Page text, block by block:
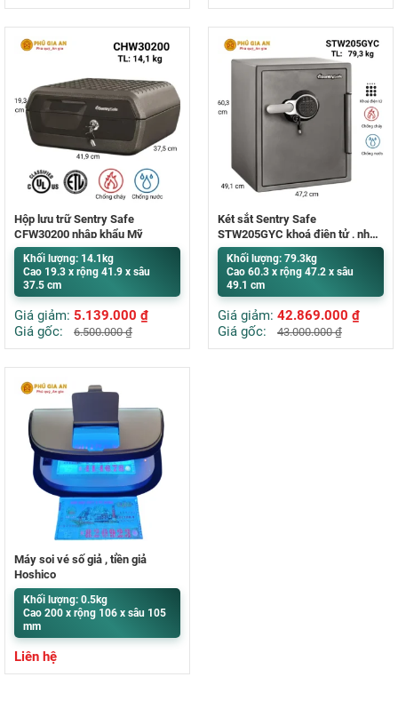
Hộp lưu trữ Sentry Safe
CFW30200 nhập khẩu Mỹ
Khối lượng: 14.1kg
Cao 19.3 x rộng 41.9 x sâu
37.5 cm
Giá giảm: 5.139.000 ₫
Giá gốc:
6.500.000₫
Két sắt Sentry Safe
STW205GYC khoá điện tử , nhập
khẩu Mỹ
Khối lượng: 79.3kg
Cao 60.3 x rộng 47.2 x sâu
49.1 cm
Giá giảm: 42.869.000 ₫
Giá gốc:
43.000.000₫
Máy soi vé số giả , tiền giả
Hoshico
Khối lượng: 0.5kg
Cao 200 x rộng 106 x sâu 105
mm
Liên hệ